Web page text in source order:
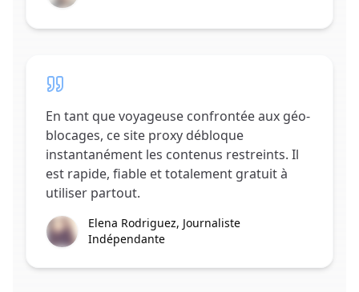
En tant que voyageuse confrontée aux géo-
blocages, ce site proxy débloque
instantanément les contenus restreints. Il
est rapide, fiable et totalement gratuit à
utiliser partout.
Elena Rodriguez, Journaliste
Indépendante